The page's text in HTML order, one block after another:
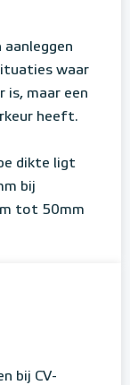
waar
is, maar een
heeft.
dikte ligt
bij
tot 50mm
bij CV-